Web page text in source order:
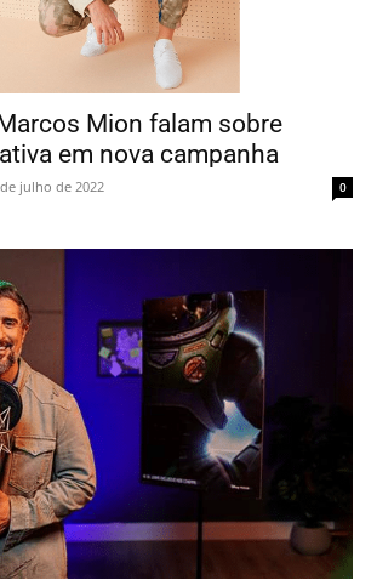
Mion falam sobre
em nova campanha
julho de 2022 0